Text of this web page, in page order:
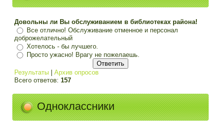
Довольны ли Вы обслуживанием в библиотеках района!
Все отлично! Обслуживание отменное и персонал
доброжелательный
Хотелось - бы лучшего.
Просто ужасно! Врагу не пожелаешь.
Результаты |Архив опросов
Всего ответов:157
Одноклассники